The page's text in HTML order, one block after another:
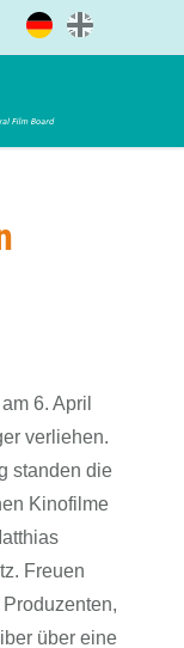
6. April
verliehen.
standen die
Kinofilme
Freuen
über eine